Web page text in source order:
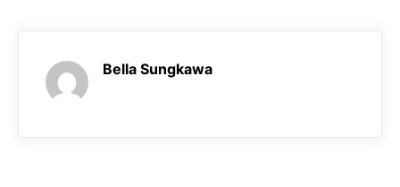
Bella Sungkawa